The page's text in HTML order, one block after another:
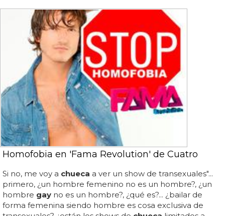
Homofobia en 'Fama Revolution' de Cuatro
Si no, me voy a chueca a ver un show de transexuales"...
primero, ¿un hombre femenino no es un hombre?, ¿un
hombre gay no es un hombre?, ¿qué es?... ¿bailar de
forma femenina siendo hombre es cosa exclusiva de